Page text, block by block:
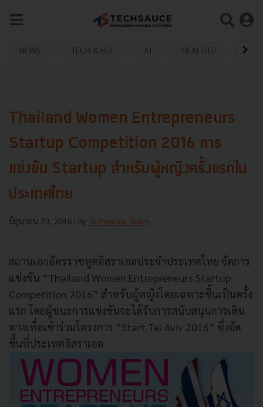
NEWS TECH & BIZ AI HEALTHTECH
Thailand Women Entrepreneurs
Startup Competition 2016 การ
แข่งขัน Startup สำหรับผู้หญิงครั้งแรกใน
ประเทศไทย
มิถุนายน 23, 2016 | By Techsauce Team
สถานเอกอัครราชทูตอิสราเอลประจำประเทศไทย จัดการ
แข่งขัน “Thailand Women Entrepreneurs Startup
Competition 2016” สำหรับผู้หญิงโดยเฉพาะขึ้นเป็นครั้ง
แรก โดยผู้ชนะการแข่งขันจะได้รับการสนับสนุนการเดิน
ทางเพื่อเข้าร่วมโครงการ “Start Tel Aviv 2016” ซึ่งจัด
ขึ้นที่ประเทศอิสราเอล